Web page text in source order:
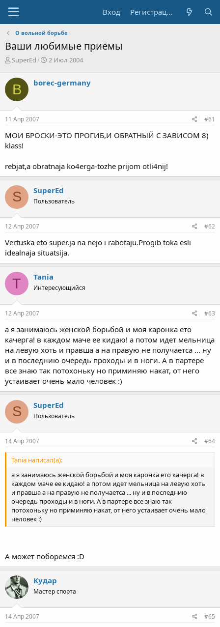
Вход Регистрация
О вольной борьбе
Ваши любимые приёмы
А
т
о
р
т
е
м
SuperEd
Д
а
ч
а
2 Июл 2004
B borec-germany
11 Апр 2007 #61
МОИ БРОСКИ-ЭТО ПРОГИБ,И ОБРАТНЫЙ С ЗАВИСОМ 8)
klass!
rebjat,a obratnaja ko4erga-tozhe prijom otli4nij!
S SuperEd
Пользователь
12 Апр 2007 #62
Vertuska eto super.ja na nejo i rabotaju.Progib toka esli
idealnaja situatsija.
T Tania
Интересующийся
12 Апр 2007 #63
а я занимаюсь женской борьбой и моя каронка ето
качерга! в каждом маче ее кидаю! а потом идет мельница
на левую хоть и правша а на правую не получаетса ... ну
и в последнию очередь проходы и в ноги. А в партере
все знаю так потохоньку но приминяю накат, от него
устаивает очень мало человек :)
S SuperEd
Пользователь
14 Апр 2007 #64
Tania написал(а):
а я занимаюсь женской борьбой и моя каронка ето качерга! в
каждом маче ее кидаю! а потом идет мельница на левую хоть
и правша а на правую не получаетса ... ну и в последнию
очередь проходы и в ноги. А в партере все знаю так
потохоньку но приминяю накат, от него устаивает очень мало
человек :)
А может поборемся :D
Кудар
Мастер спорта
14 Апр 2007 #65